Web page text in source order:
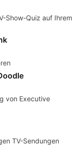
Show-Quiz auf Ihrem
von Executive
TV-Sendungen